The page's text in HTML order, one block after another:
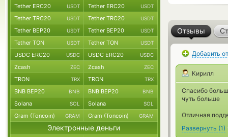
Отзывы
Добавить
Кирилл
Спасибо
чуть больше
Отличная
Развернуть (1)
Tether ERC20 USDT Tether ERC20 USDT
Tether TRC20 USDT Tether TRC20 USDT
Tether BEP20 USDT Tether BEP20 USDT
Tether TON USDT Tether TON USDT
USDC ERC20 USDC USDC ERC20 USDC
Zcash ZEC Zcash ZEC
TRON TRX TRON TRX
BNB BEP20 BNB BNB BEP20 BNB
Solana SOL Solana SOL
Gram (Toncoin) GRAM Gram (Toncoin) GRAM
Электронные деньги